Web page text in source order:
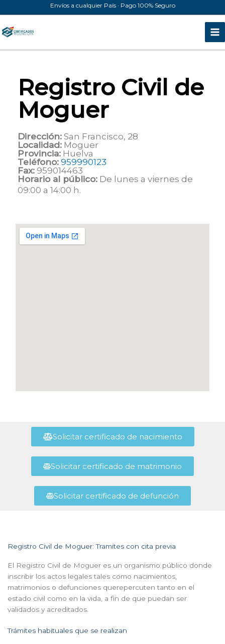
al
contenido
Envíos a cualquier País · Pago 100% Seguro
Registro Civil de
Moguer
Dirección: San Francisco, 28
Localidad: Moguer
Provincia: Huelva
Teléfono: 959990123
Fax: 959014463
Horario al público: De lunes a viernes de
09:00 a 14:00 h.
Solicitar certificado de nacimiento
Solicitar certificado de matrimonio
Solicitar certificado de defunción
Registro Civil de Moguer: Tramites con cita previa
El Registro Civil de Moguer es un organismo público donde
inscribir los actos legales tales como nacimientos,
matrimonios o defunciones querepercuten tanto en el
estado civil como en la vida, a fin de que puedan ser
validados y acreditados.
Trámites habituales que se realizan